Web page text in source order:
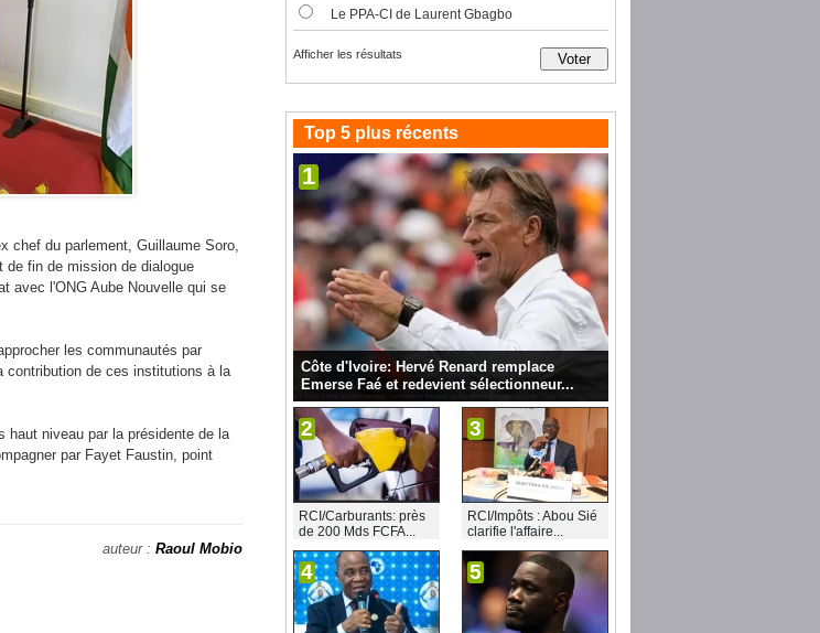
chef du parlement, Guillaume Soro,
de fin de mission de dialogue
avec l'ONG Aube Nouvelle qui se
les communautés par
contribution de ces institutions à la
haut niveau par la présidente de la
par Fayet Faustin, point
auteur : Raoul Mobio
Le PPA-CI de Laurent Gbagbo
Afficher les résultats
Top 5 plus récents
1
Côte d'Ivoire: Hervé Renard remplace
Emerse Faé et redevient sélectionneur...
2
RCI/Carburants: près
de 200 Mds FCFA...
3
RCI/Impôts : Abou Sié
clarifie l'affaire...
4 5